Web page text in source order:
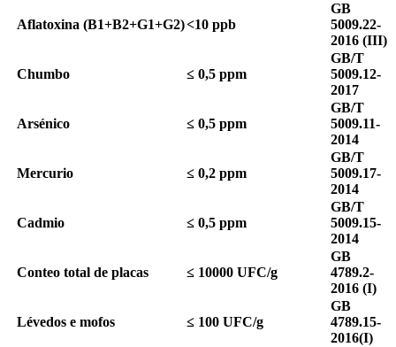
Aflatoxina (B1+B2+G1+G2)<10 ppb
GB
5009.22-
2016 (III)
Chumbo ≤ 0,5 ppm
GB/T
5009.12-
2017
Arsénico ≤ 0,5 ppm
GB/T
5009.11-
2014
Mercurio ≤ 0,2 ppm
GB/T
5009.17-
2014
Cadmio ≤ 0,5 ppm
GB/T
5009.15-
2014
Conteo total de placas ≤ 10000 UFC/g
GB
4789.2-
2016 (I)
Lévedos e mofos ≤ 100 UFC/g
GB
4789.15-
2016(I)